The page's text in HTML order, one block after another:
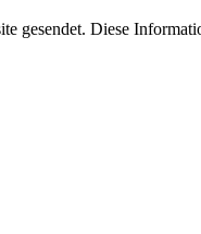
gesendet. Diese